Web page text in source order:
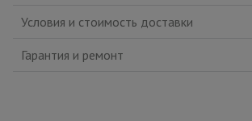
Условия и стоимость доставки
Гарантия и ремонт